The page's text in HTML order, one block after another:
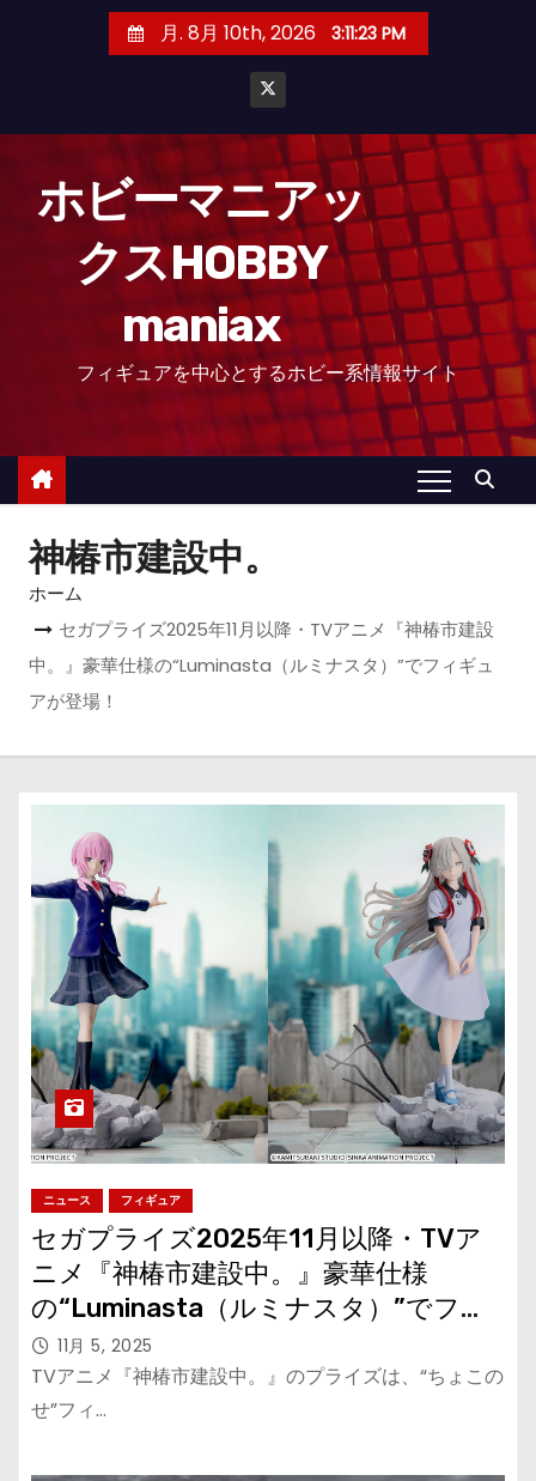
月. 8月 10th, 2026 3:11:24 PM
ホビーマニアッ
クスHOBBY
maniax
フィギュアを中心とするホビー系情報サイト
神椿市建設中。
ホーム
セガプライズ2025年11月以降・TVアニメ『神椿市建設
中。』豪華仕様の“Luminasta（ルミナスタ）”でフィギュ
アが登場！
ニュース フィギュア
セガプライズ2025年11月以降・TVア
ニメ『神椿市建設中。』豪華仕様
の“Luminasta（ルミナスタ）”でフィ
ギュアが登場！
11月 5, 2025
TVアニメ『神椿市建設中。』のプライズは、“ちょこの
せ”フィ…